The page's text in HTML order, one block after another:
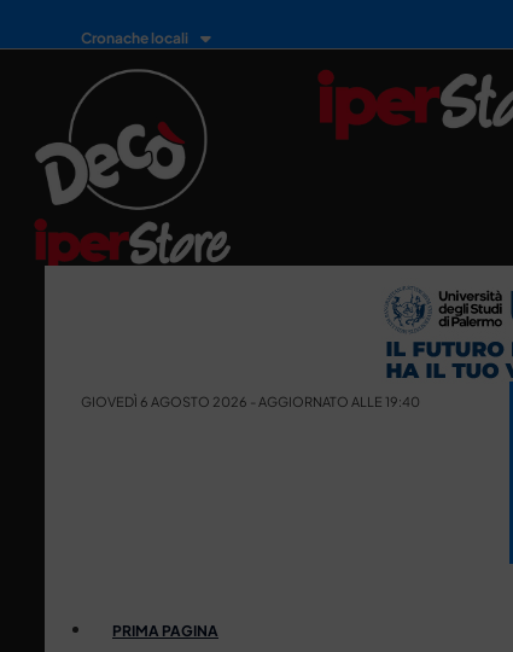
Cronache locali
GIOVEDÌ 6 AGOSTO 2026 - AGGIORNATO ALLE 19:40
PRIMA PAGINA